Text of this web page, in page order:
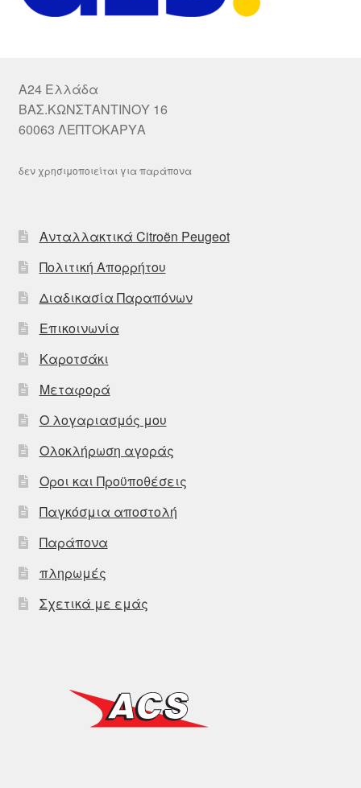
A24 Ελλάδα
ΒΑΣ.ΚΩΝΣΤΑΝΤΙΝΟΥ 16
60063 ΛΕΠΤΟΚΑΡΥΑ
δεν χρησιμοποιείται για παράπονα
Ανταλλακτικά Citroën Peugeot
Πολιτική Απορρήτου
Διαδικασία Παραπόνων
Επικοινωνία
Καροτσάκι
Μεταφορά
Ο λογαριασμός μου
Ολοκλήρωση αγοράς
Οροι και Προϋποθέσεις
Παγκόσμια αποστολή
Παράπονα
πληρωμές
Σχετικά με εμάς